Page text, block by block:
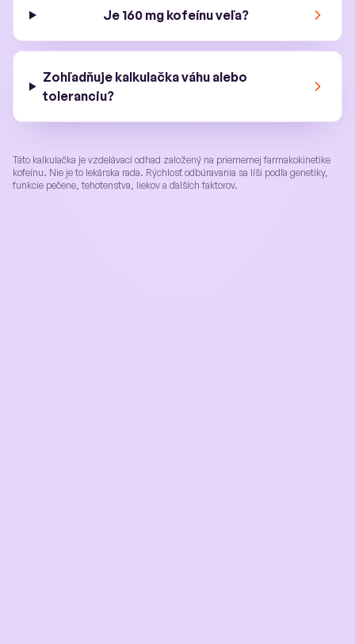
Je 160 mg kofeínu veľa?
Zohľadňuje kalkulačka váhu alebo
toleranciu?
Táto kalkulačka je vzdelávací odhad založený na priemernej farmakokinetike
kofeínu. Nie je to lekárska rada. Rýchlosť odbúravania sa líši podľa genetiky,
funkcie pečene, tehotenstva, liekov a ďalších faktorov.